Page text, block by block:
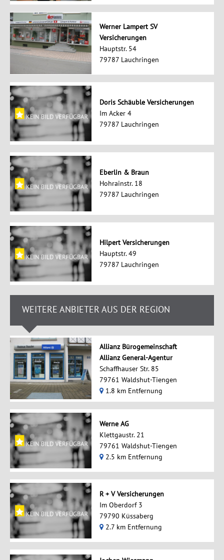
Werner Lampert SV
Versicherungen
Hauptstr. 54
79787 Lauchringen
Doris Schäuble Versicherungen
Im Acker 4
79787 Lauchringen
Eberlin & Braun
Hohrainstr. 18
79787 Lauchringen
Hilpert Versicherungen
Hauptstr. 49
79787 Lauchringen
WEITERE ANBIETER AUS DER REGION
Allianz Bürogemeinschaft
Allianz General-Agentur
Schaffhauser Str. 85
79761 Waldshut-Tiengen
1.8 km Entfernung
Werne AG
Klettgaustr. 21
79761 Waldshut-Tiengen
2.5 km Entfernung
R + V Versicherungen
Im Oberdorf 3
79790 Küssaberg
2.7 km Entfernung